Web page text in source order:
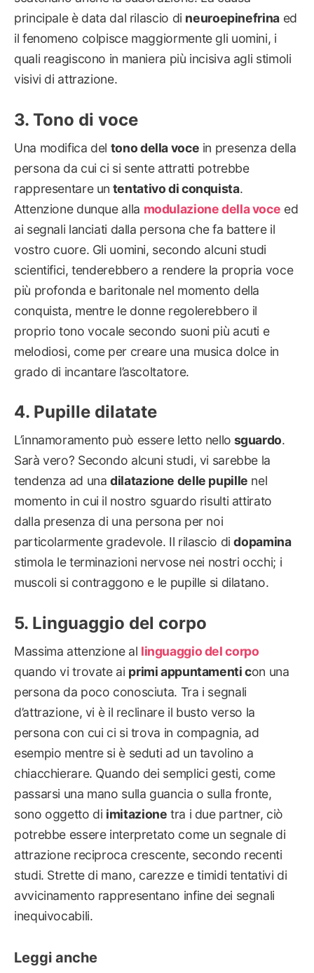
principale è data dal rilascio di neuroepinefrinaed
il fenomeno colpisce maggiormente gli uomini, i
quali reagiscono in maniera più incisiva agli stimoli
visivi di attrazione.
Tono di voce
Una modifica del tono della voce in presenza della
persona da cui ci si sente attratti potrebbe
rappresentare un tentativo di conquista.
Attenzione dunque alla modulazione della voce ed
ai segnali lanciati dalla persona che fa battere il
vostro cuore. Gli uomini, secondo alcuni studi
scientifici, tenderebbero a rendere la propria voce
più profonda e baritonale nel momento della
conquista, mentre le donne regolerebbero il
proprio tono vocale secondo suoni più acuti e
melodiosi, come per creare una musica dolce in
grado di incantare l’ascoltatore.
Pupille dilatate
L’innamoramento può essere letto nello sguardo.
Sarà vero? Secondo alcuni studi, vi sarebbe la
tendenza ad unadilatazione delle pupille nel
momento in cui il nostro sguardo risulti attirato
dalla presenza di una persona per noi
particolarmente gradevole. Il rilascio didopamina
stimola le terminazioni nervose nei nostri occhi; i
muscoli si contraggono e le pupille si dilatano.
Linguaggio del corpo
Massima attenzione al linguaggio del corpo
quando vi trovate ai primi appuntamenti con una
persona da poco conosciuta. Tra i segnali
d’attrazione, vi è il reclinare il busto verso la
persona con cui ci si trova in compagnia, ad
esempio mentre si è seduti ad un tavolino a
chiacchierare. Quando dei semplici gesti, come
passarsi una mano sulla guancia o sulla fronte,
sono oggetto di imitazione tra i due partner, ciò
potrebbe essere interpretato come un segnale di
attrazione reciproca crescente, secondo recenti
studi. Strette di mano, carezze e timidi tentativi di
avvicinamento rappresentano infine dei segnali
inequivocabili.
Leggi anche